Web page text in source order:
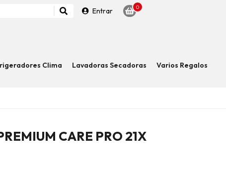
Entrar 0
Clima Lavadoras Secadoras Varios Regalos
CARE PRO 21X